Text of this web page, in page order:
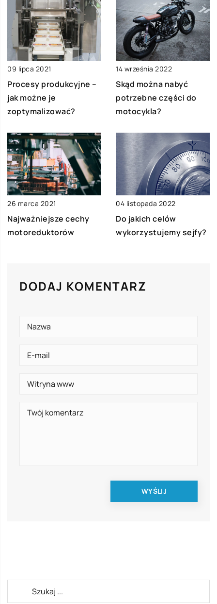
09 lipca 2021
Procesy produkcyjne –
jak możne je
zoptymalizować?
14 września 2022
Skąd można nabyć
potrzebne części do
motocykla?
26 marca 2021
Najważniejsze cechy
motoreduktorów
04 listopada 2022
Do jakich celów
wykorzystujemy sejfy?
DODAJ KOMENTARZ